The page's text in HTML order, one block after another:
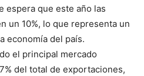
espera que este año las
un 10%, lo que representa un
economía del país.
el principal mercado
del total de exportaciones,